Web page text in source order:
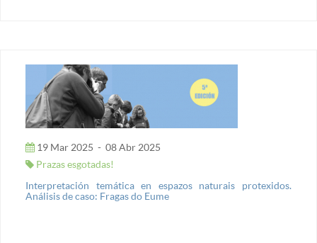
19 Mar 2025 - 08 Abr 2025
Prazas esgotadas!
Interpretación temática en espazos naturais protexidos.
Análisis de caso: Fragas do Eume